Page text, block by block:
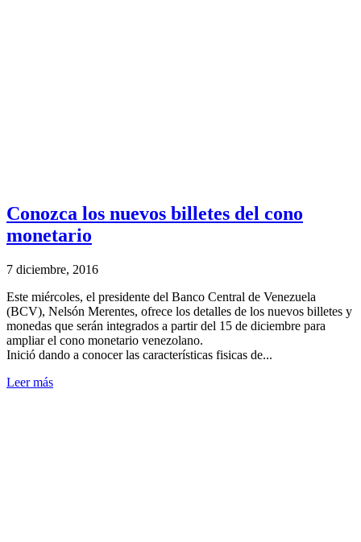
Conozca los nuevos billetes del cono
monetario
7 diciembre, 2016
Este miércoles, el presidente del Banco Central de Venezuela
(BCV), Nelsón Merentes, ofrece los detalles de los nuevos billetes y
monedas que serán integrados a partir del 15 de diciembre para
ampliar el cono monetario venezolano.
Inició dando a conocer las características fisicas de...
Leer más